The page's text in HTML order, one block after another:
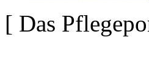
[ Das